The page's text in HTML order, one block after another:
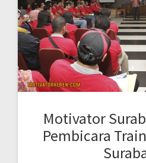
Motivator
Pembicara